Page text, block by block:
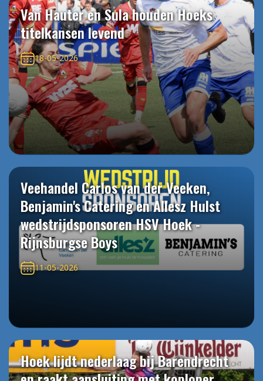
Van Hauter en Sula houden Hoeks
titelkansen levend
18-05-2026
Veehandel Carlos van der Veeken,
Benjamin's Catering en Allesz Hulst
wedstrijdsponsoren HSV Hoek -
Rijnsburgse Boys
11-05-2026
Hoek lijdt nederlaag bij Barendrecht